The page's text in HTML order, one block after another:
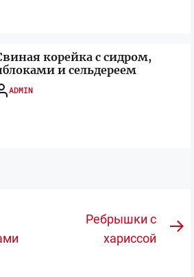
корейка с сидром,
и сельдереем
ADMIN
Ребрышки с
хариссой